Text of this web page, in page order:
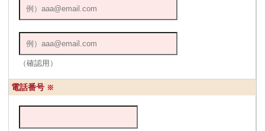
（確認用）
電話番号 ※